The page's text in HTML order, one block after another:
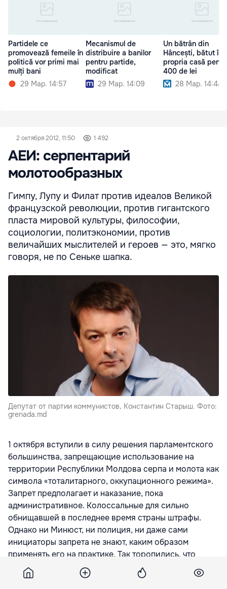
Partidele ce
promovează femeile în
politică vor primi mai
mulți bani
29 Мар. 14:57
Mecanismul de
distribuire a banilor
pentru partide,
modificat
29 Мар. 14:09
Un bătrân din
Hâncești, bătut în
propria casă
400 de lei
28 Мар. 14:44
2 октября 2012, 11:50 1 492
АЕИ: серпентарий
молотообразных
Гимпу, Лупу и Филат против идеалов Великой
французской революции, против гигантского
пласта мировой культуры, философии,
социологии, политэкономии, против
величайших мыслителей и героев — это, мягко
говоря, не по Сеньке шапка.
Депутат от партии коммунистов, Константин Старыш. Фото:
grenada.md
1 октября вступили в силу решения парламентского
большинства, запрещающие использование на
территории Республики Молдова серпа и молота как
символа «тоталитарного, оккупационного режима».
Запрет предполагает и наказание, пока
административное. Колоссальные для сильно
обнищавшей в последнее время страны штрафы.
Однако ни Минюст, ни полиция, ни даже сами
инициаторы запрета не знают, каким образом
применять его на практике. Так торопились, что
механизм не проработали.